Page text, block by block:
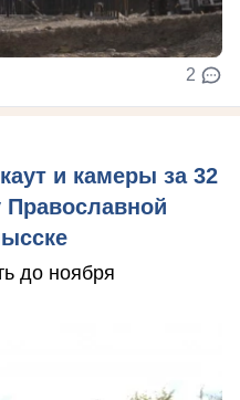
2
и камеры за 32
до ноября